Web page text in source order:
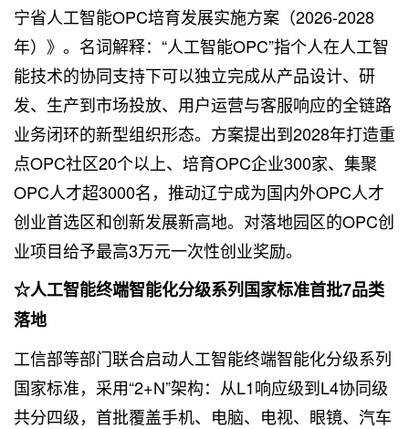
宁省人工智能OPC培育发展实施方案（2026-2028
年）》。名词解释：“人工智能OPC”指个人在人工智
能技术的协同支持下可以独立完成从产品设计、研
发、生产到市场投放、用户运营与客服响应的全链路
业务闭环的新型组织形态。方案提出到2028年打造重
点OPC社区20个以上、培育OPC企业300家、集聚
OPC人才超3000名，推动辽宁成为国内外OPC人才
创业首选区和创新发展新高地。对落地园区的OPC创
业项目给予最高3万元一次性创业奖励。
☆人工智能终端智能化分级系列国家标准首批7品类
落地
工信部等部门联合启动人工智能终端智能化分级系列
国家标准，采用“2+N”架构：从L1响应级到L4协同级
共分四级，首批覆盖手机、电脑、电视、眼镜、汽车